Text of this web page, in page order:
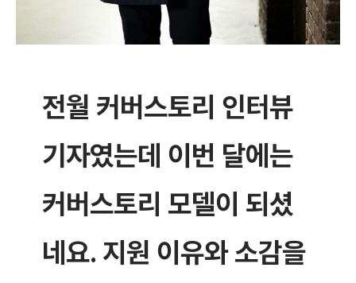
전월 커버스토리 인터뷰
기자였는데 이번 달에는
커버스토리 모델이 되셨
네요. 지원 이유와 소감을